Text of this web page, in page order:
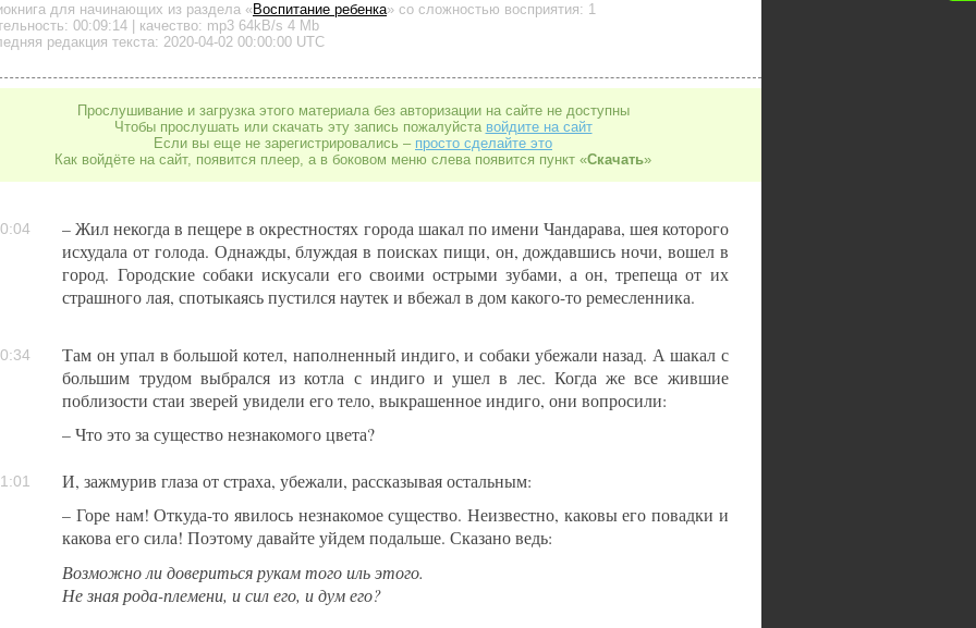
для начинающих из раздела «Воспитание ребенка» со сложностью восприятия: 1
00:09:14 | качество: mp3 64kB/s 4 Mb
редакция текста: 2020-04-02 00:00:00 UTC
Прослушивание и загрузка этого материала без авторизации на сайте не доступны
Чтобы прослушать или скачать эту запись пожалуйста войдите на сайт
Если вы еще не зарегистрировались – просто сделайте это
Как войдёте на сайт, появится плеер, а в боковом меню слева появится пункт «Скачать»
– Жил некогда в пещере в окрестностях города шакал по имени Чандарава, шея которого
исхудала от голода. Однажды, блуждая в поисках пищи, он, дождавшись ночи, вошел в
город. Городские собаки искусали его своими острыми зубами, а он, трепеща от их
страшного лая, спотыкаясь пустился наутек и вбежал в дом какого-то ремесленника.
Там он упал в большой котел, наполненный индиго, и собаки убежали назад. А шакал с
большим трудом выбрался из котла с индиго и ушел в лес. Когда же все жившие
поблизости стаи зверей увидели его тело, выкрашенное индиго, они вопросили:
– Что это за существо незнакомого цвета?
И, зажмурив глаза от страха, убежали, рассказывая остальным:
– Горе нам! Откуда-то явилось незнакомое существо. Неизвестно, каковы его повадки и
какова его сила! Поэтому давайте уйдем подальше. Сказано ведь:
Возможно ли довериться рукам того иль этого.
Не зная рода-племени, и сил его, и дум его?